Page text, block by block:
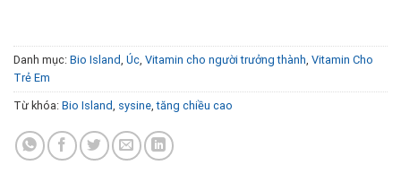
Danh mục: Bio Island Úc Vitamin cho người trưởng thành Vitamin Cho
Trẻ Em
Từ khóa: Bio Island sysine ,tăng chiều cao